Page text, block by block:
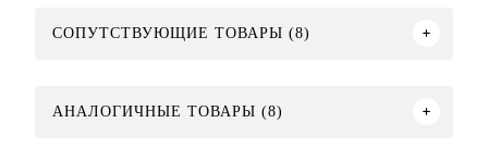
СОПУТСТВУЮЩИЕ ТОВАРЫ (8)
АНАЛОГИЧНЫЕ ТОВАРЫ (8)